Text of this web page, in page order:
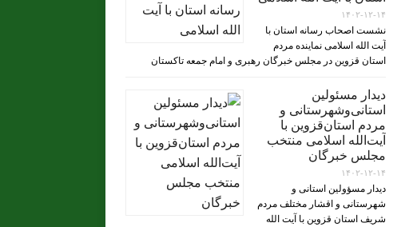
۱۴۰۲-۱۲-۱۴
نشست اصحاب رسانه استان با
آیت الله اسلامی نماینده مردم
استان قزوین در مجلس خبرگان رهبری و امام جمعه تاکستان
دیدار مسئولین
استانی‌وشهرستانی و
مردم‌ استان‌قزوین با
آیت‌الله‌ اسلامی منتخب
مجلس‌ خبرگان
۱۴۰۲-۱۲-۱۴
دیدار مسؤولین استانی و
شهرستانی و اقشار مختلف مردم
شریف استان قزوین با آیت الله